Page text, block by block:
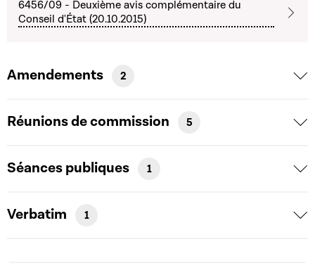
6456/09 - Deuxième avis complémentaire du
Conseil d'État (20.10.2015)
Amendements 2
Réunions de commission 5
Séances publiques 1
Verbatim 1